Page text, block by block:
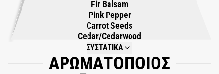
Fir Balsam
Pink Pepper
Carrot Seeds
Cedar/Cedarwood
ΣΥΣΤΑΤΙΚΑ
NOT AVAILABLE.
ΑΡΩΜΑΤΟΠΟΙΟΣ